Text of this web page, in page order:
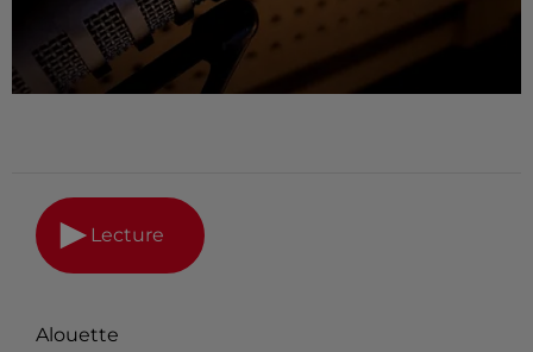
Lecture
Alouette